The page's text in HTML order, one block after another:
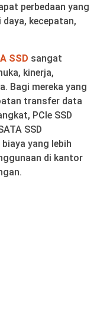
perbedaan yang
kecepatan,
SSD sangat
kinerja,
Bagi mereka yang
transfer data
PCIe SSD
SSD
yang lebih
di kantor